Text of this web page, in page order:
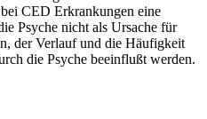
CED Erkrankungen eine
Psyche nicht als Ursache für
der Verlauf und die Häufigkeit
die Psyche beeinflußt werden.